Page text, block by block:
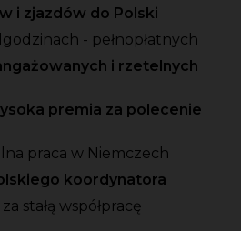
i zjazdów do Polski
- pełnopłatnych
i rzetelnych
premia za polecenie
praca w Niemczech
koordynatora
za stałą współpracę